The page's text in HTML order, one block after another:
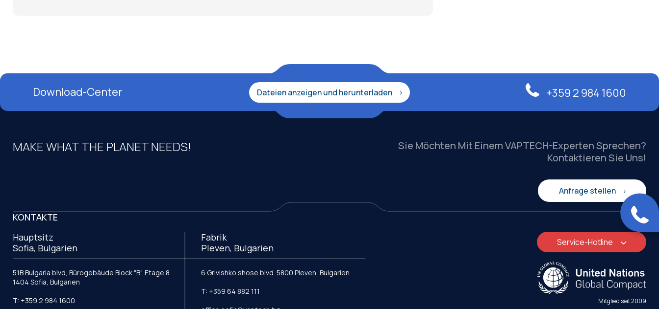
Download-Center Dateien anzeigen und herunterladen +359 2 984 1600
MAKE WHAT THE PLANET NEEDS!
Sie Möchten Mit Einem VAPTECH-Experten Sprechen?
Kontaktieren Sie Uns!
Anfrage stellen
KONTAKTE
Hauptsitz
Sofia, Bulgarien
51B Bulgaria blvd, Bürogebäude Block "B", Etage 8
1404 Sofia, Bulgarien
T: +359 2 984 1600
Fabrik
Pleven, Bulgarien
6 Grivishko shose blvd. 5800 Pleven, Bulgarien
T: +359 64 882 111
Service-Hotline
Mitglied seit 2009